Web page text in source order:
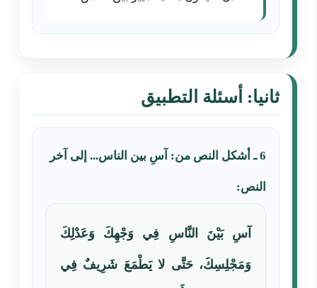
ثانيا: أسئلة التطبيق
6 ـ أشكل النص من: آسِ بين الناس... إلى آخر
النص:
آسِ بَيْنَ النَّاسِ فِي وَجْهِكَ وَعَدْلِكَ
وَمَجْلِسِكَ، حَتَّى لا يَطْمَعَ شَرِيفٌ فِي